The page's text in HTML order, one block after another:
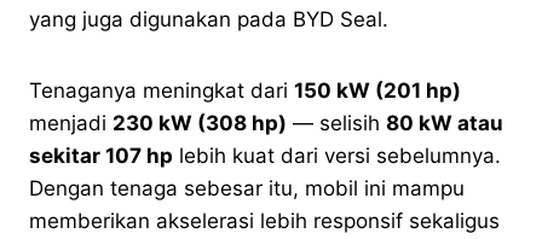
yang juga digunakan pada BYD Seal.
Tenaganya meningkat dari 150 kW (201 hp)
menjadi 230 kW (308 hp) — selisih 80 kW atau
sekitar 107 hp lebih kuat dari versi sebelumnya.
Dengan tenaga sebesar itu, mobil ini mampu
memberikan akselerasi lebih responsif sekaligus